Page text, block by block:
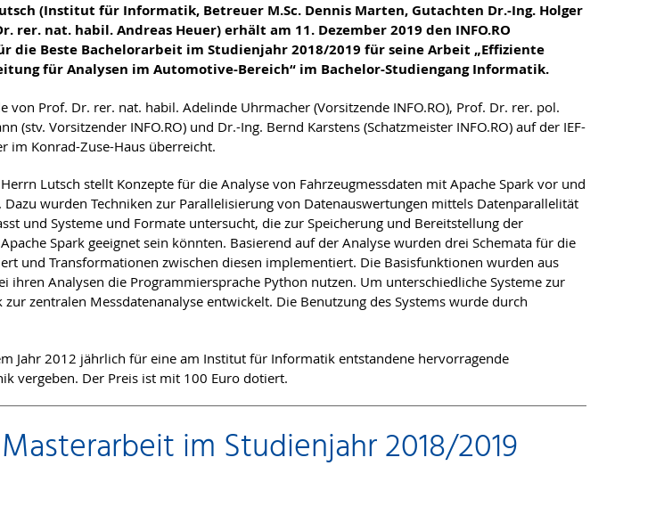
(Institut für Informatik, Betreuer M.Sc. Dennis Marten, Gutachten Dr.-Ing. Holger
rer. nat. habil. Andreas Heuer) erhält am 11. Dezember 2019 den INFO.RO
die Beste Bachelorarbeit im Studienjahr 2018/2019 für seine Arbeit „Effiziente
für Analysen im Automotive-Bereich“ im Bachelor-Studiengang Informatik.
von Prof. Dr. rer. nat. habil. Adelinde Uhrmacher (Vorsitzende INFO.RO), Prof. Dr. rer. pol.
(stv. Vorsitzender INFO.RO) und Dr.-Ing. Bernd Karstens (Schatzmeister INFO.RO) auf der IEF-
im Konrad-Zuse-Haus überreicht.
Lutsch stellt Konzepte für die Analyse von Fahrzeugmessdaten mit Apache Spark vor und
Dazu wurden Techniken zur Parallelisierung von Datenauswertungen mittels Datenparallelität
und Systeme und Formate untersucht, die zur Speicherung und Bereitstellung der
Spark geeignet sein könnten. Basierend auf der Analyse wurden drei Schemata für die
und Transformationen zwischen diesen implementiert. Die Basisfunktionen wurden aus
Analysen die Programmiersprache Python nutzen. Um unterschiedliche Systeme zur
zentralen Messdatenanalyse entwickelt. Die Benutzung des Systems wurde durch
Jahr 2012 jährlich für eine am Institut für Informatik entstandene hervorragende
vergeben. Der Preis ist mit 100 Euro dotiert.
im Studienjahr 2018/2019